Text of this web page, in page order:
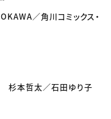
／角川コミックス・
杉本哲太／石田ゆり子